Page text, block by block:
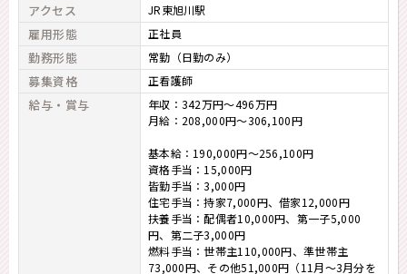
アクセス JR東旭川駅
雇用形態 正社員
勤務形態 常勤（日勤のみ）
募集資格 正看護師
給与・賞与
年収：342万円～496万円
月給：208,000円～306,100円
基本給：190,000円～256,100円
資格手当：15,000円
皆勤手当：3,000円
住宅手当：持家7,000円、借家12,000円
扶養手当：配偶者10,000円、第一子5,000
円、第二子3,000円
燃料手当：世帯主110,000円、準世帯主
73,000円、その他51,000円（11月～3月分を